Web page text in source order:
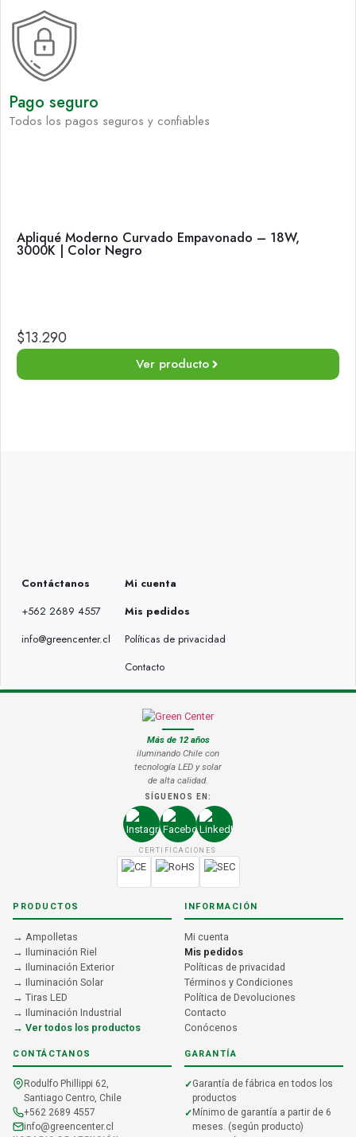
Pago seguro
Todos los pagos seguros y confiables
Apliqué Moderno Curvado Empavonado – 18W,
3000K | Color Negro
$13.290
Ver producto
Contáctanos
+562 2689 4557
info@greencenter.cl
Mi cuenta
Mis pedidos
Políticas de privacidad
Contacto
Más de 12 años
iluminando Chile con
tecnología LED y solar
de alta calidad.
SÍGUENOS EN:
CERTIFICACIONES
PRODUCTOS
→ Ampolletas
→ Iluminación Riel
→ Iluminación Exterior
→ Iluminación Solar
→ Tiras LED
→ Iluminación Industrial
→ Ver todos los productos
INFORMACIÓN
Mi cuenta
Mis pedidos
Políticas de privacidad
Términos y Condiciones
Política de Devoluciones
Contacto
Conócenos
CONTÁCTANOS
Rodulfo Phillippi 62,
Santiago Centro, Chile
+562 2689 4557
info@greencenter.cl
GARANTÍA
Garantía de fábrica en todos los
productos
Mínimo de garantía a partir de 6
meses. (según producto)